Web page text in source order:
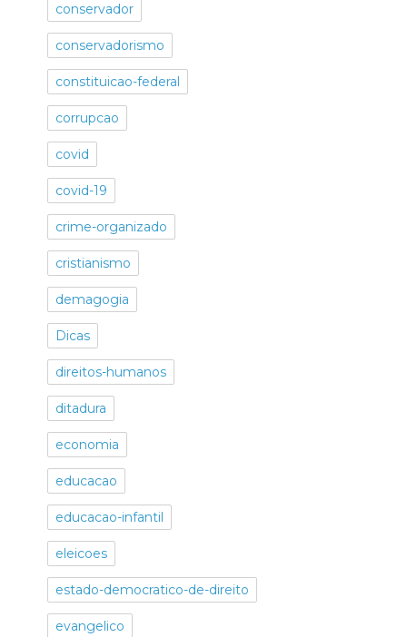
conservador
conservadorismo
constituicao-federal
corrupcao
covid
covid-19
crime-organizado
cristianismo
demagogia
Dicas
direitos-humanos
ditadura
economia
educacao
educacao-infantil
eleicoes
estado-democratico-de-direito
evangelico